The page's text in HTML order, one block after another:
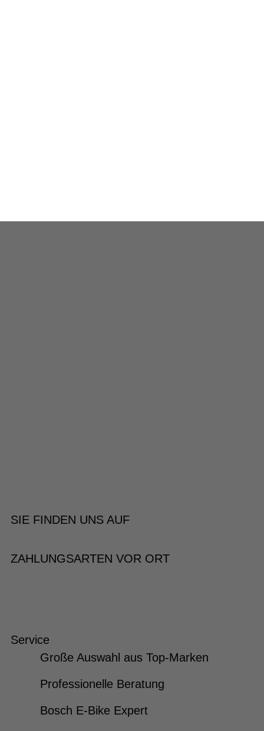
SIE FINDEN UNS AUF
ZAHLUNGSARTEN VOR ORT
Service
Große Auswahl aus Top-Marken
Professionelle Beratung
Bosch E-Bike Expert